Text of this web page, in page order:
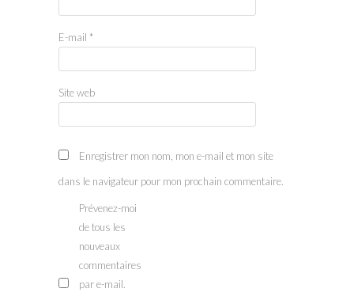
E-mail *
Site web
Enregistrer mon nom, mon e-mail et mon site
dans le navigateur pour mon prochain commentaire.
Prévenez-moi
de tous les
nouveaux
commentaires
par e-mail.